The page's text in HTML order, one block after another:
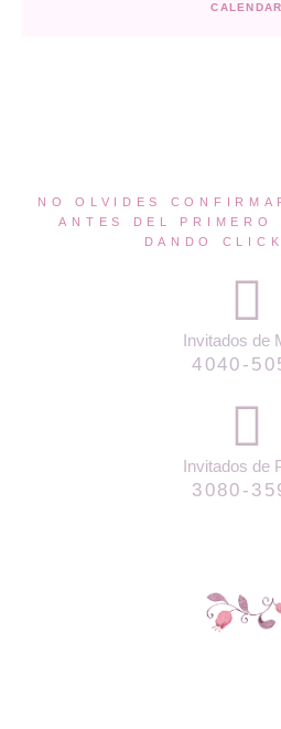
CALENDAR
NO OLVIDES
ANTES DEL PRIMERO
DANDO
Invitados de
4040-
Invitados de
3080-